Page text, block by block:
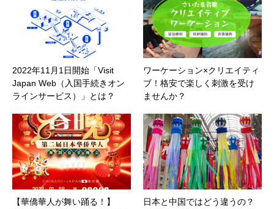
2022年11月1日開始「Visit
Japan Web（入国手続きオン
ラインサービス）」とは？
ワーケーション×クリエイティ
ブ！格安で楽しく刺激を受け
ませんか？
【華僑華人が舞い踊る！】
日本と中国ではどう違うの？